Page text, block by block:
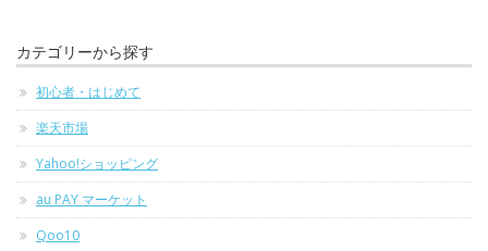
カテゴリーから探す
初心者・はじめて
楽天市場
Yahoo!ショッピング
au PAY マーケット
Qoo10